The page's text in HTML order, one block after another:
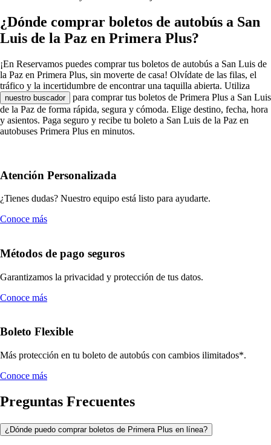
¿Dónde comprar boletos de autobús a San
Luis de la Paz en Primera Plus?
¡En Reservamos puedes comprar tus boletos de autobús a San Luis de
la Paz en Primera Plus, sin moverte de casa! Olvídate de las filas, el
tráfico y la incertidumbre de encontrar una taquilla abierta. Utiliza
nuestro buscador
para comprar tus boletos de Primera Plus a San Luis
de la Paz de forma rápida, segura y cómoda. Elige destino, fecha, hora
y asientos. Paga seguro y recibe tu boleto a San Luis de la Paz en
autobuses Primera Plus en minutos.
Atención Personalizada
¿Tienes dudas? Nuestro equipo está listo para ayudarte.
Conoce más
Métodos de pago seguros
Garantizamos la privacidad y protección de tus datos.
Conoce más
Boleto Flexible
Más protección en tu boleto de autobús con cambios ilimitados*.
Conoce más
Preguntas Frecuentes
¿Dónde puedo comprar boletos de Primera Plus en línea?